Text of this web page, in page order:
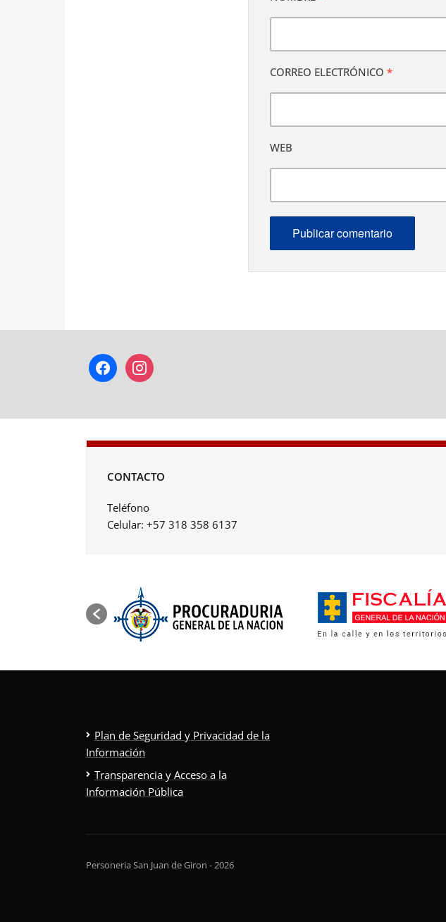
CORREO ELECTRÓNICO *
WEB
facebookinstagram
CONTACTO
Teléfono
Celular: +57 318 358 6137
Plan de Seguridad y Privacidad de la
Información
Transparencia y Acceso a la
Información Pública
Personeria San Juan de Giron - 2026